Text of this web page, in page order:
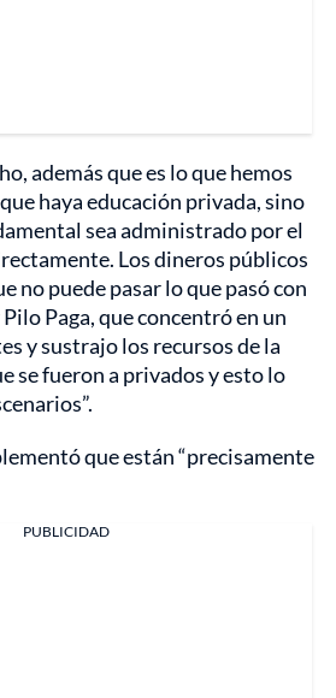
además que es lo que hemos
haya educación privada, sino
sea administrado por el
Los dineros públicos
no puede pasar lo que pasó con
Paga, que concentró en un
y sustrajo los recursos de la
se fueron a privados y esto lo
que están “precisamente
PUBLICIDAD